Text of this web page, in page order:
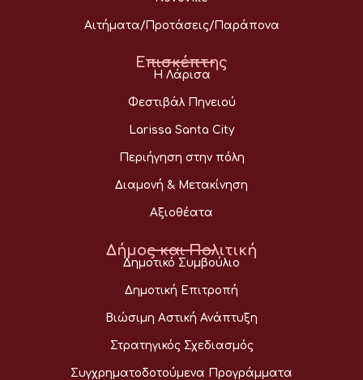
Αιτήματα/Προτάσεις/Παράπονα
Επισκέπτης
Η Λάρισα
Φεστιβάλ Πηνειού
Larissa Santa City
Περιήγηση στην πόλη
Διαμονή & Μετακίνηση
Αξιοθέατα
Δήμος και Πολιτική
Δημοτικό Συμβούλιο
Δημοτική Επιτροπή
Βιώσιμη Αστική Ανάπτυξη
Στρατηγικός Σχεδιασμός
Συγχρηματοδοτούμενα Προγράμματα